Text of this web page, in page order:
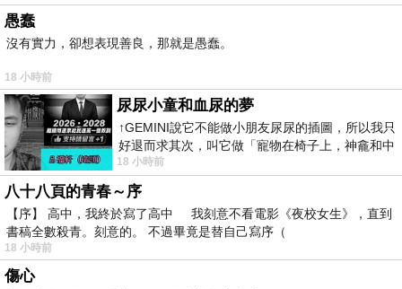
愚蠢
沒有實力，卻想表現善良，那就是愚蠢。
18 小時前
尿尿小童和血尿的夢
↑GEMINI說它不能做小朋友尿尿的插圖，所以我只
好退而求其次，叫它做「寵物在椅子上，神龕和中
年人臉孔」的畫了。 六月底
18 小時前
八十八頁的青春～序
【序】 高中，我終於寫了高中 我刻意不看電影《夜校女生》，直到
書稿全數殺青。刻意的。 不過畢竟是替自己寫序（
18 小時前
傷心